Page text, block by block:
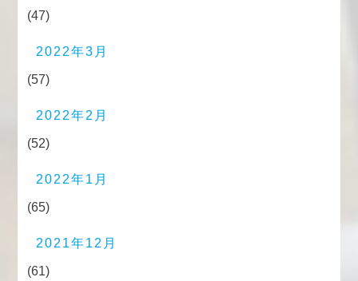
(47)
2022年3月
(57)
2022年2月
(52)
2022年1月
(65)
2021年12月
(61)